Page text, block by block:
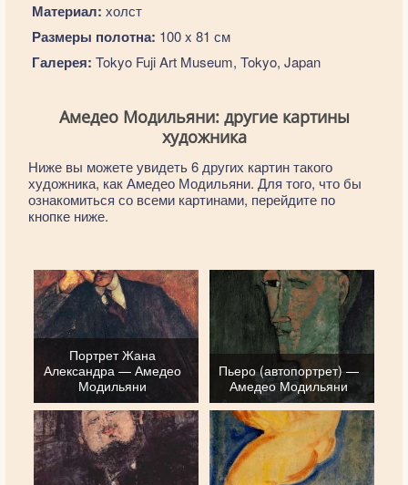
Материал: холст
Размеры полотна: 100 x 81 см
Галерея: Tokyo Fuji Art Museum, Tokyo, Japan
Амедео Модильяни: другие картины
художника
Ниже вы можете увидеть 6 других картин такого
художника, как Амедео Модильяни. Для того, что бы
ознакомиться со всеми картинами, перейдите по
кнопке ниже.
Портрет Жана
Александра — Амедео
Модильяни
Пьеро (автопортрет) —
Амедео Модильяни